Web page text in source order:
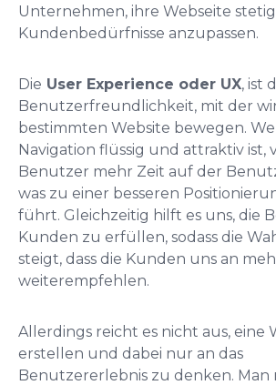
Unternehmen, ihre Webseite
Kundenbedürfnisse anzupassen.
Die User Experience oder UX, ist
Benutzerfreundlichkeit, mit der
bestimmten Website bewegen.
Navigation flüssig und attraktiv ist,
Benutzer mehr Zeit auf der
was zu einer besseren
führt. Gleichzeitig hilft es uns, die
Kunden zu erfüllen, sodass die
steigt, dass die Kunden uns an
weiterempfehlen.
Allerdings reicht es nicht aus, eine
erstellen und dabei nur an das
Benutzererlebnis zu denken. Man